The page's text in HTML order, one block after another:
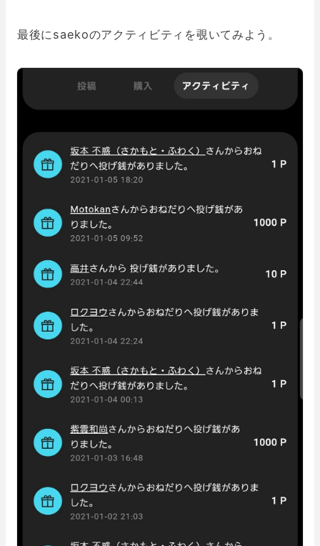
最後にsaekoのアクティビティを覗いてみよう。